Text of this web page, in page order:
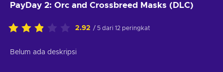
PayDay 2: Orc and Crossbreed Masks (DLC)
2.92 / 5 dari 12 peringkat
Belum ada deskripsi